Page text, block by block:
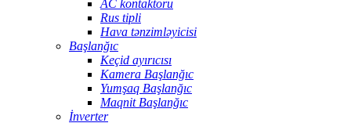
AC kontaktoru
Rus tipli
Hava tənzimləyicisi
Başlanğıc
Keçid ayırıcısı
Kamera Başlanğıc
Yumşaq Başlanğıc
Maqnit Başlanğıc
İnverter